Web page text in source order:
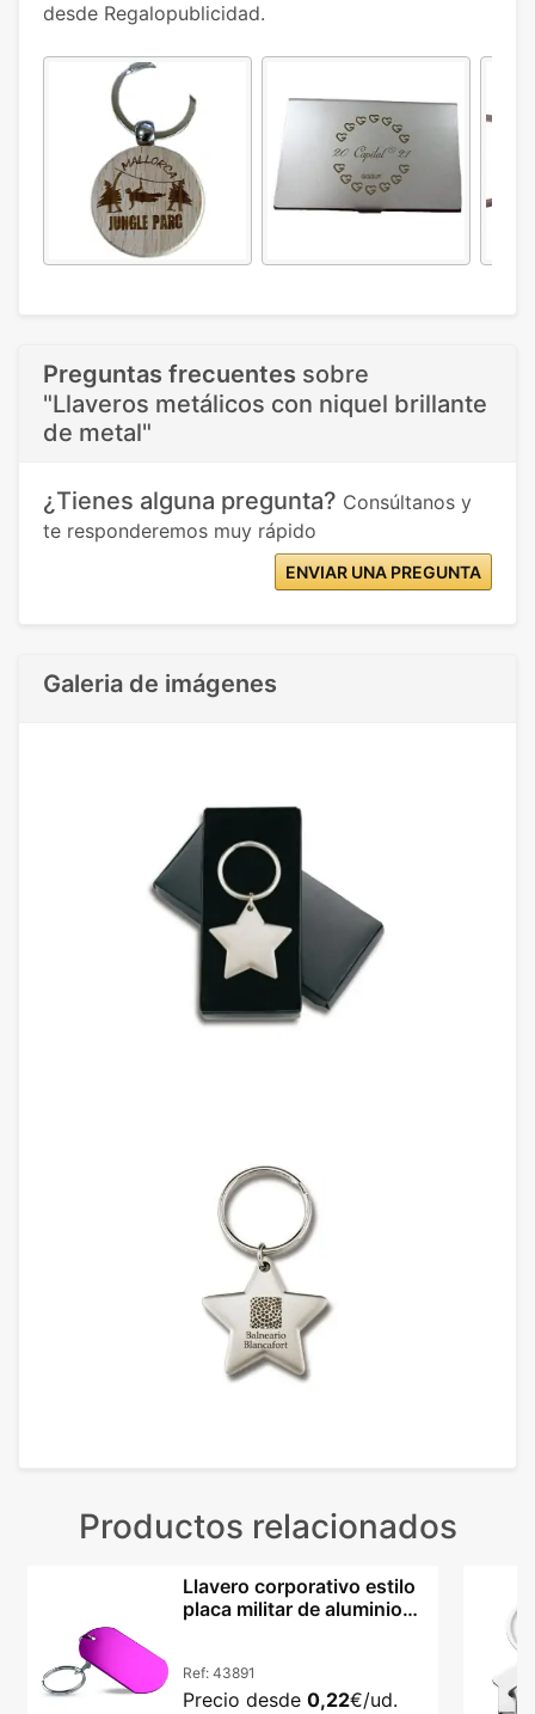
desde Regalopublicidad.
Preguntas frecuentes sobre
"Llaveros metálicos con niquel brillante
de metal"
¿Tienes alguna pregunta? Consúltanos y
te responderemos muy rápido
ENVIAR UNA PREGUNTA
Galeria de imágenes
Productos relacionados
Llavero corporativo estilo
placa militar de aluminio
Ref: 43891
Precio desde 0,22€/ud.